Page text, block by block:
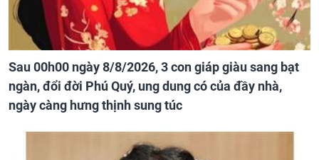
Sau 00h00 ngày 8/8/2026, 3 con giáp giàu sang bạt
ngàn, đổi đời Phú Quý, ung dung có của đầy nhà,
ngày càng hưng thịnh sung túc